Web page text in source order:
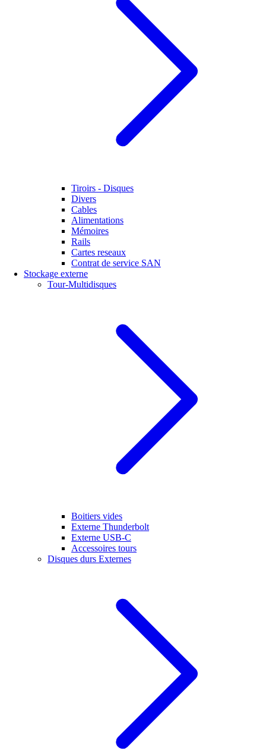
Tiroirs - Disques
Divers
Cables
Alimentations
Mémoires
Rails
Cartes reseaux
Contrat de service SAN
Stockage externe
Tour-Multidisques
Boitiers vides
Externe Thunderbolt
Externe USB-C
Accessoires tours
Disques durs Externes